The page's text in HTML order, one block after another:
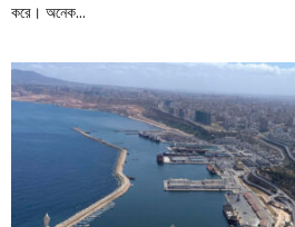
করে। অনেক...